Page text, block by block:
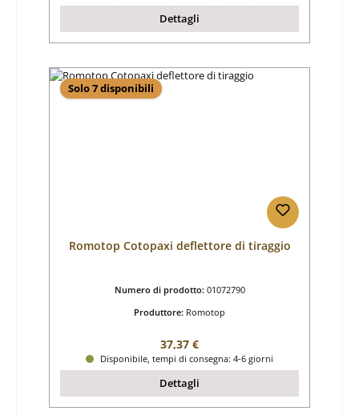
Dettagli
Solo 7 disponibili
Romotop Cotopaxi deflettore di tiraggio
Numero di prodotto: 01072790
Produttore: Romotop
Prezzo normale:
37,37 €
Disponibile, tempi di consegna: 4-6 giorni
Dettagli